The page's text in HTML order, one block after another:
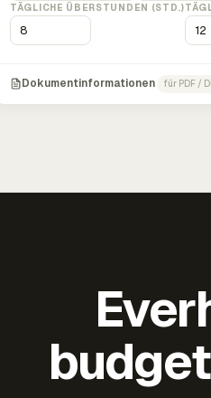
TÄGLICHE ÜBERSTUNDEN (STD.)
Dokumentinformationen für PDF /